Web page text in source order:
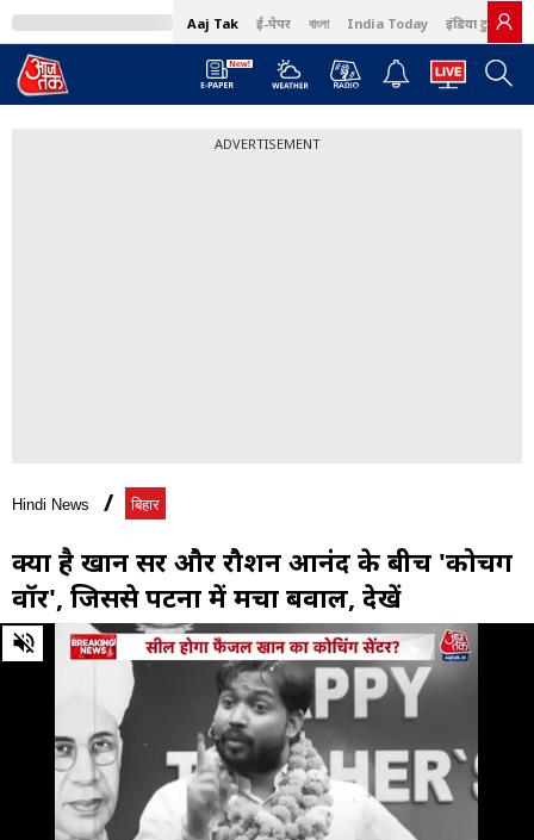
Aaj Tak ई-पेपर বাংলা India Today इंडिया टुडे हिंदी
ADVERTISEMENT
Hindi News बिहार
क्या है खान सर और रौशन आनंद के बीच 'कोचिंग
वॉर', जिससे पटना में मचा बवाल, देखें
0
of